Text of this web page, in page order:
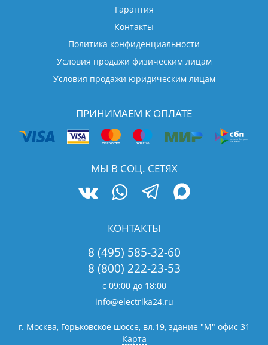
Гарантия
Контакты
Политика конфиденциальности
Условия продажи физическим лицам
Условия продажи юридическим лицам
ПРИНИМАЕМ К ОПЛАТЕ
МЫ В СОЦ. СЕТЯХ
КОНТАКТЫ
8 (495) 585-32-60
8 (800) 222-23-53
с 09:00 до 18:00
info@electrika24.ru
г. Москва, Горьковское шоссе, вл.19, здание "М" офис 31
Карта